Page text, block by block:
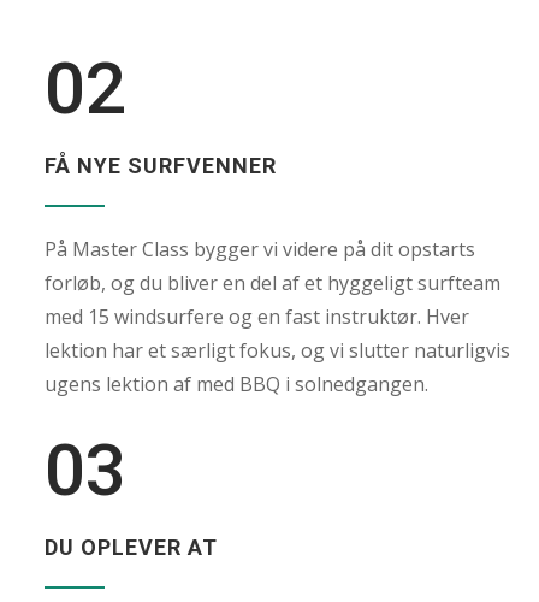
02
FÅ NYE SURFVENNER
På Master Class bygger vi videre på dit opstarts
forløb, og du bliver en del af et hyggeligt surfteam
med 15 windsurfere og en fast instruktør. Hver
lektion har et særligt fokus, og vi slutter naturligvis
ugens lektion af med BBQ i solnedgangen.
03
DU OPLEVER AT